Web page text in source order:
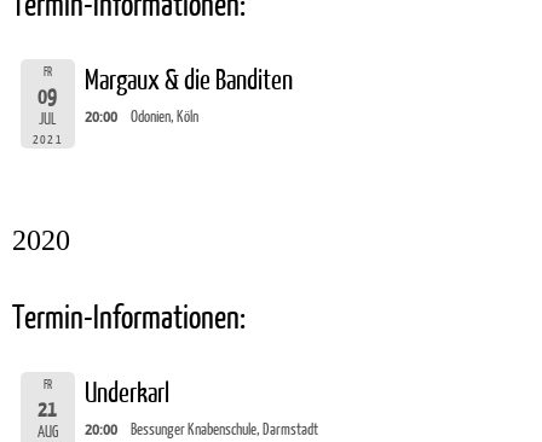
FR
09
JUL
2021
Margaux & die Banditen
20:00 Odonien, Köln
2020
Termin-Informationen:
FR
21
AUG
Underkarl
20:00 Bessunger Knabenschule, Darmstadt